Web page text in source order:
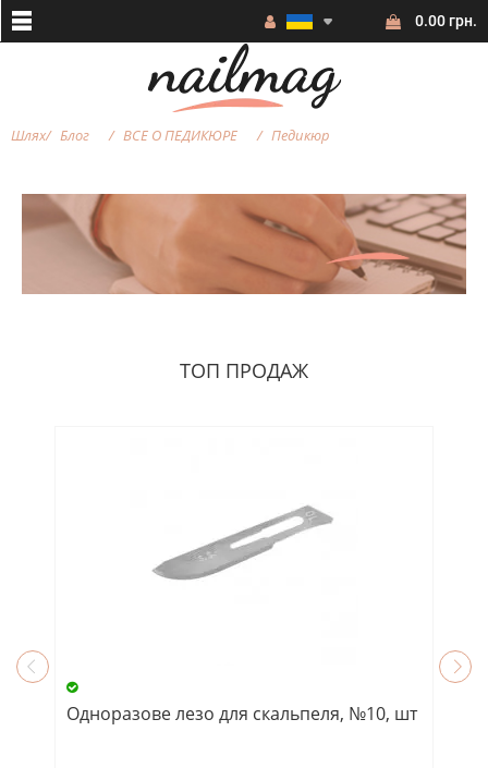
0.00 грн.
Шлях Блог ВСЕ О ПЕДИКЮРЕ Педикюр
ТОП ПРОДАЖ
Одноразове лезо для скальпеля, №10, шт